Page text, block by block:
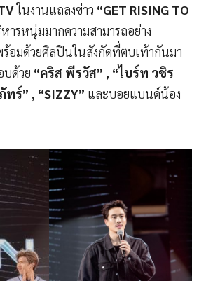
ในงานแถลงข่าว “GET RISING TO
ารหนุ่มมากความสามารถอย่าง
อมด้วยศิลปินในสังกัดที่ตบเท้ากันมา
บด้วย “คริส พีรวัส” , “ไบร์ท วชิร
ร์” , “SIZZY” และบอยแบนด์น้อง